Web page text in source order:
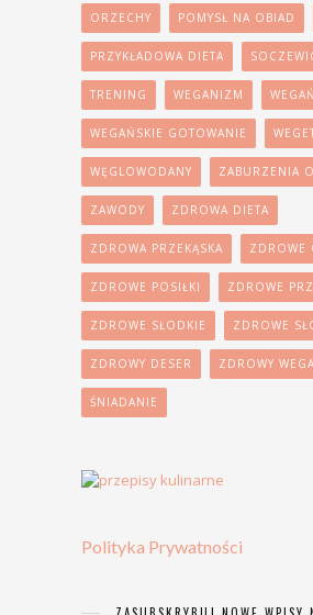
ORZECHY POMYSŁ NA OBIAD
PRZYKŁADOWA DIETA
TRENING WEGANIZM
WEGAŃSKIE GOTOWANIE
WĘGLOWODANY ZABURZENIA
ZAWODY ZDROWA DIETA
ZDROWA PRZEKĄSKA ZDROWE
ZDROWE POSIŁKI ZDROWE
ZDROWE SŁODKIE ZDROWE
ZDROWY DESER ZDROWY
ŚNIADANIE
Polityka Prywatności